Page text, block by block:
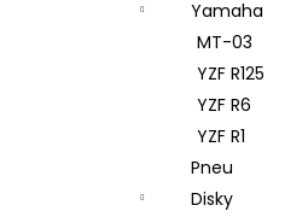
Yamaha
MT-03
YZF R125
YZF R6
YZF R1
Pneu
Disky